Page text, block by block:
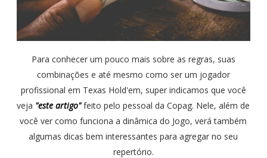
Para conhecer um pouco mais sobre as regras, suas
combinações e até mesmo como ser um jogador
profissional em Texas Hold'em, super indicamos que você
veja "este artigo"feito pelo pessoal da Copag. Nele, além de
você ver como funciona a dinâmica do Jogo, verá também
algumas dicas bem interessantes para agregar no seu
repertório.